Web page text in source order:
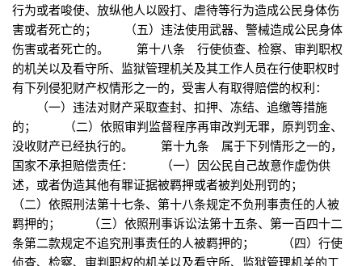
行为或者唆使、放纵他人以殴打、虐待等行为造成公民身体伤
害或者死亡的； （五）违法使用武器、警械造成公民身体
伤害或者死亡的。 第十八条 行使侦查、检察、审判职权
的机关以及看守所、监狱管理机关及其工作人员在行使职权时
有下列侵犯财产权情形之一的，受害人有取得赔偿的权利：
（一）违法对财产采取查封、扣押、冻结、追缴等措施
的； （二）依照审判监督程序再审改判无罪，原判罚金、
没收财产已经执行的。 第十九条 属于下列情形之一的，
国家不承担赔偿责任： （一）因公民自己故意作虚伪供
述，或者伪造其他有罪证据被羁押或者被判处刑罚的；
（二）依照刑法第十七条、第十八条规定不负刑事责任的人被
羁押的； （三）依照刑事诉讼法第十五条、第一百四十二
条第二款规定不追究刑事责任的人被羁押的； （四）行使
侦查、检察、审判职权的机关以及看守所、监狱管理机关的工